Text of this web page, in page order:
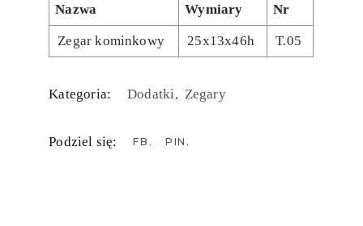
Nazwa Wymiary Nr
Zegar kominkowy 25x13x46h T.05
Kategoria: Dodatki Zegary
Podziel się: FB PIN